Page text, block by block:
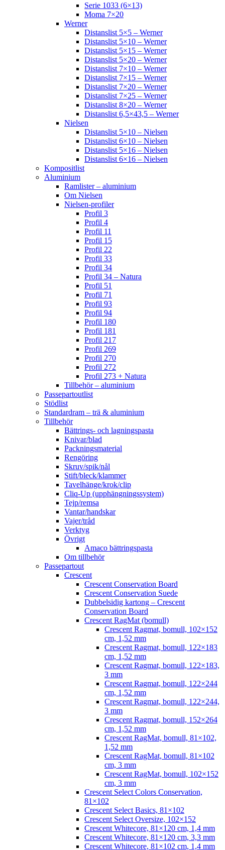
Serie 1033 (6×13)
Moma 7×20
Werner
Distanslist 5×5 – Werner
Distanslist 5×10 – Werner
Distanslist 5×15 – Werner
Distanslist 5×20 – Werner
Distanslist 7×10 – Werner
Distanslist 7×15 – Werner
Distanslist 7×20 – Werner
Distanslist 7×25 – Werner
Distanslist 8×20 – Werner
Distanslist 6,5×43,5 – Werner
Nielsen
Distanslist 5×10 – Nielsen
Distanslist 6×10 – Nielsen
Distanslist 5×16 – Nielsen
Distanslist 6×16 – Nielsen
Kompositlist
Aluminium
Ramlister – aluminium
Om Nielsen
Nielsen-profiler
Profil 3
Profil 4
Profil 11
Profil 15
Profil 22
Profil 33
Profil 34
Profil 34 – Natura
Profil 51
Profil 71
Profil 93
Profil 94
Profil 180
Profil 181
Profil 217
Profil 269
Profil 270
Profil 272
Profil 273 + Natura
Tillbehör – aluminium
Passepartoutlist
Stödlist
Standardram – trä & aluminium
Tillbehör
Bättrings- och lagningspasta
Knivar/blad
Packningsmaterial
Rengöring
Skruv/spik/nål
Stift/bleck/klammer
Tavelhänge/krok/clip
Cliq-Up (upphängningssystem)
Tejp/remsa
Vantar/handskar
Vajer/tråd
Verktyg
Övrigt
Amaco bättringspasta
Om tillbehör
Passepartout
Crescent
Crescent Conservation Board
Crescent Conservation Suede
Dubbelsidig kartong – Crescent
Conservation Board
Crescent RagMat (bomull)
Crescent Ragmat, bomull, 102×152
cm, 1,52 mm
Crescent Ragmat, bomull, 122×183
cm, 1,52 mm
Crescent Ragmat, bomull, 122×183,
3 mm
Crescent Ragmat, bomull, 122×244
cm, 1,52 mm
Crescent Ragmat, bomull, 122×244,
3 mm
Crescent Ragmat, bomull, 152×264
cm, 1,52 mm
Crescent RagMat, bomull, 81×102,
1,52 mm
Crescent RagMat, bomull, 81×102
cm, 3 mm
Crescent RagMat, bomull, 102×152
cm, 3 mm
Crescent Select Colors Conservation,
81×102
Crescent Select Basics, 81×102
Crescent Select Oversize, 102×152
Crescent Whitecore, 81×120 cm, 1,4 mm
Crescent Whitecore, 81×120 cm, 3,3 mm
Crescent Whitecore, 81×102 cm, 1,4 mm